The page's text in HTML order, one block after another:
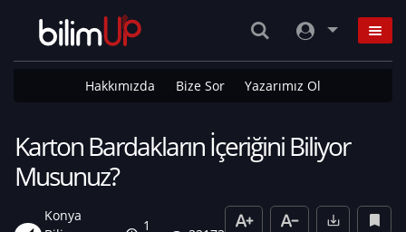
Hakkımızda Bize Sor Yazarımız Ol
Karton Bardakların İçeriğini Biliyor
Musunuz?
Konya
1